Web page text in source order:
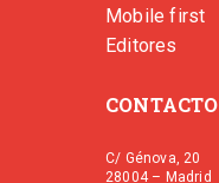
Mobile first
Editores
CONTACTO
C/ Génova, 20
28004 – Madrid